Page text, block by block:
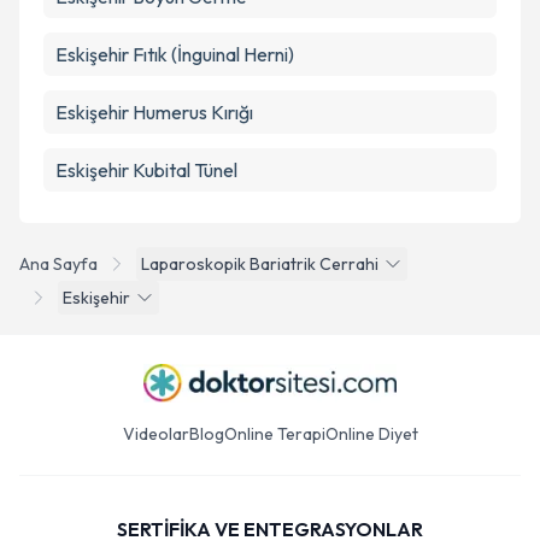
Ana Sayfa
Laparoskopik Bariatrik Cerrahi
Eskişehir
Eskişehir Fıtık (İnguinal Herni)
Eskişehir Humerus Kırığı
Eskişehir Kubital Tünel
VideolarBlogOnline TerapiOnline Diyet
SERTİFİKA VE ENTEGRASYONLAR